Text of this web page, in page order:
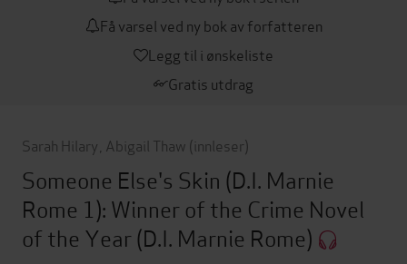
Få varsel ved ny bok av forfatteren
Legg til i ønskeliste
Gratis utdrag
Sarah Hilary Abigail Thaw (innleser)
Someone Else's Skin (D.I. Marnie
Rome 1): Winner of the Crime Novel
of the Year(D.I. Marnie Rome)